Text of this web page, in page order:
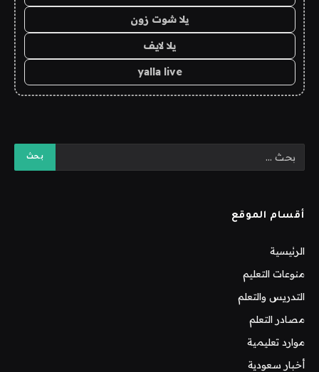
يلا شوت زون
يلا لايف
yalla live
أقسام الموقع
الرئيسية
منوعات التعليم
التدريس والتعلم
مصادر التعلم
موارد تعليمية
أخبار سعودية